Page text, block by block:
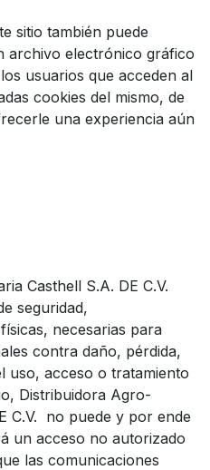
sitio también puede
archivo electrónico gráfico
usuarios que acceden al
cookies del mismo, de
una experiencia aún
Casthell S.A. DE C.V.
seguridad,
necesarias para
contra daño, pérdida,
uso, acceso o tratamiento
Distribuidora Agro-
C.V. no puede y por ende
un acceso no autorizado
las comunicaciones